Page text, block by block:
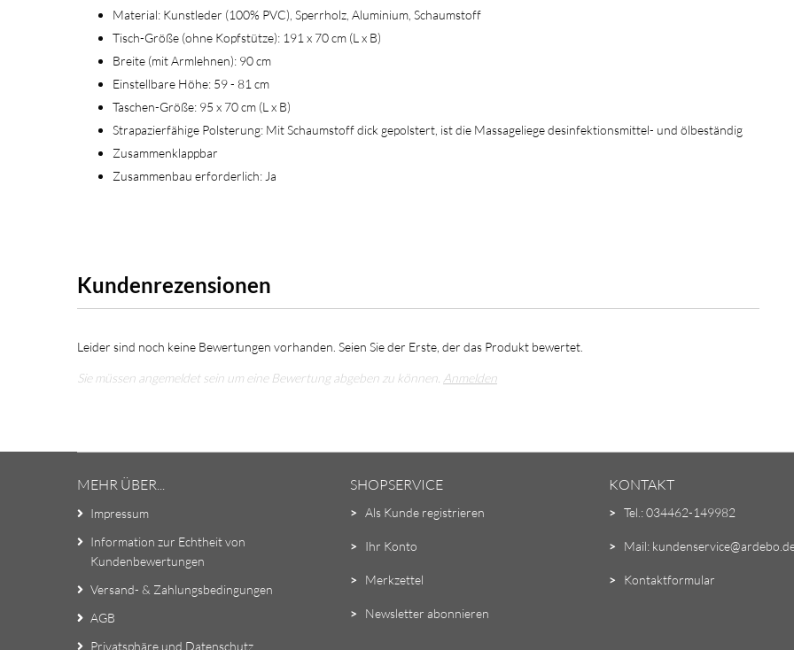
Material: Kunstleder (100% PVC), Sperrholz, Aluminium, Schaumstoff
Tisch-Größe (ohne Kopfstütze): 191 x 70 cm (L x B)
Breite (mit Armlehnen): 90 cm
Einstellbare Höhe: 59 - 81 cm
Taschen-Größe: 95 x 70 cm (L x B)
Strapazierfähige Polsterung: Mit Schaumstoff dick gepolstert, ist die Massageliege desinfektionsmittel- und ölbeständig
Zusammenklappbar
Zusammenbau erforderlich: Ja
Kundenrezensionen
Leider sind noch keine Bewertungen vorhanden. Seien Sie der Erste, der das Produkt bewertet.
Sie müssen angemeldet sein um eine Bewertung abgeben zu können. Anmelden
MEHR ÜBER...
Impressum
Information zur Echtheit von
Kundenbewertungen
Versand- & Zahlungsbedingungen
AGB
Privatsphäre und Datenschutz
SHOPSERVICE
> Als Kunde registrieren
> Ihr Konto
> Merkzettel
> Newsletter abonnieren
KONTAKT
> Tel.: 034462-149982
> Mail:
> Kontaktformular